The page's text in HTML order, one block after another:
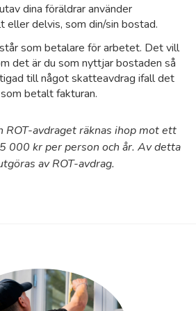
dina föräldrar använder
eller delvis, som din/sin bostad.
som betalare för arbetet. Det vill
det är du som nyttjar bostaden så
till något skatteavdrag ifall det
betalt fakturan.
ROT-avdraget räknas ihop mot ett
000 kr per person och år. Av detta
av ROT-avdrag.